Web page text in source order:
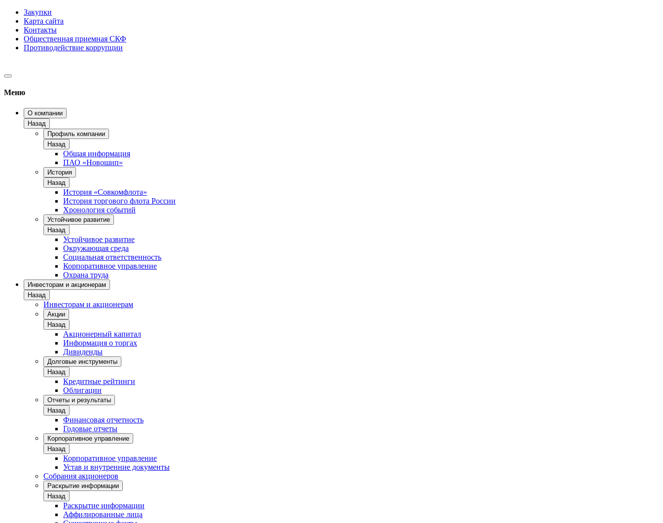
Закупки
Карта сайта
Контакты
Общественная приемная СКФ
Противодействие коррупции
Меню
О компании
Назад
Профиль компании
Назад
Общая информация
ПАО «Новошип»
История
Назад
История «Совкомфлота»
История торгового флота России
Хронология событий
Устойчивое развитие
Назад
Устойчивое развитие
Окружающая среда
Социальная ответственность
Корпоративное управление
Охрана труда
Инвесторам и акционерам
Назад
Инвесторам и акционерам
Акции
Назад
Акционерный капитал
Информация о торгах
Дивиденды
Долговые инструменты
Назад
Кредитные рейтинги
Облигации
Отчеты и результаты
Назад
Финансовая отчетность
Годовые отчеты
Корпоративное управление
Назад
Корпоративное управление
Устав и внутренние документы
Собрания акционеров
Раскрытие информации
Назад
Раскрытие информации
Аффилированные лица